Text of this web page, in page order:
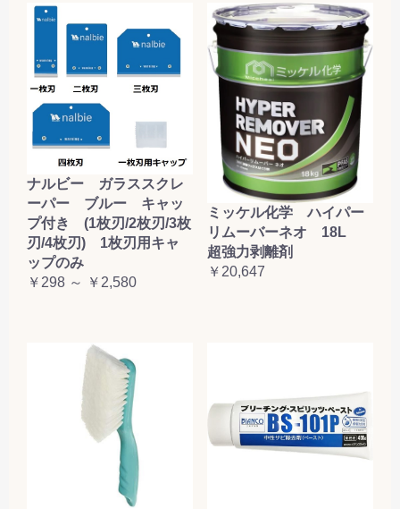
ナルビー ガラススクレ
ーパー ブルー キャッ
プ付き (1枚刃/2枚刃/3枚
刃/4枚刃) 1枚刃用キャ
ップのみ
￥298 ～ ￥2,580
ミッケル化学 ハイパー
リムーバーネオ 18L
超強力剥離剤
￥20,647